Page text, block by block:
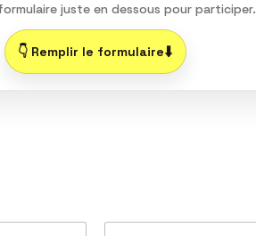
juste en dessous pour participer.
👇 Remplir le formulaire⬇️